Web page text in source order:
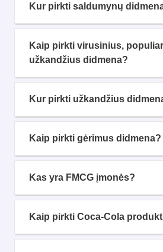
Kur pirkti saldumynų
Kaip pirkti virusinius,
užkandžius didmena?
Kur pirkti užkandžius
Kaip pirkti gėrimus didmena?
Kas yra FMCG įmonės?
Kaip pirkti Coca-Cola